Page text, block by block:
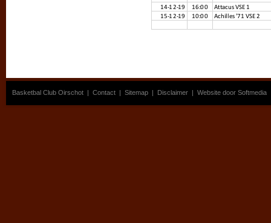
Basketbal Club Oirschot | Contact | Sitemap | Disclaimer | Website door Softmedia